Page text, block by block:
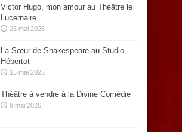
Victor Hugo, mon amour au Théâtre le
Lucernaire
23 mai 2026
La Sœur de Shakespeare au Studio
Hébertot
15 mai 2026
Théâtre à vendre à la Divine Comédie
8 mai 2026